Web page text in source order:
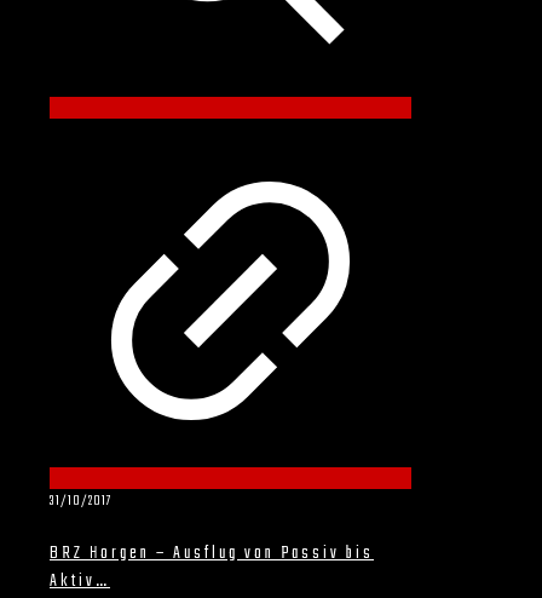
31/10/2017
BRZ Horgen – Ausflug von Passiv bis
Aktiv…